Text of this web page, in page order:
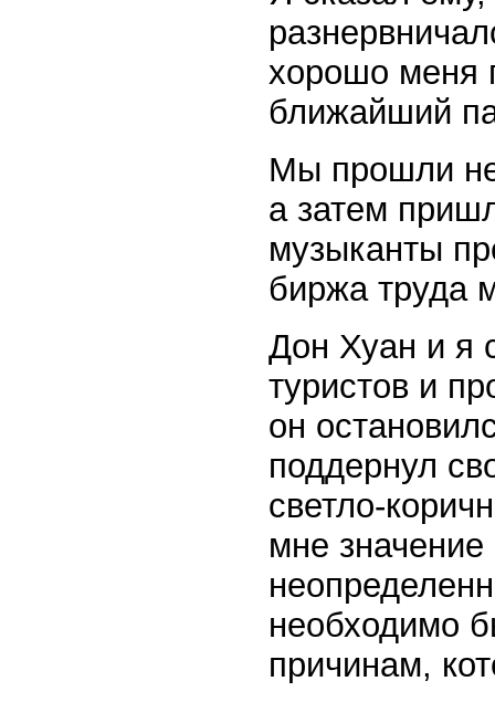
хорошо меня
ближайший
Мы прошли
а затем
музыканты
биржа труда
Дон Хуан и я
туристов и
он
поддернул
светло-
мне значение
необходимо
причинам,